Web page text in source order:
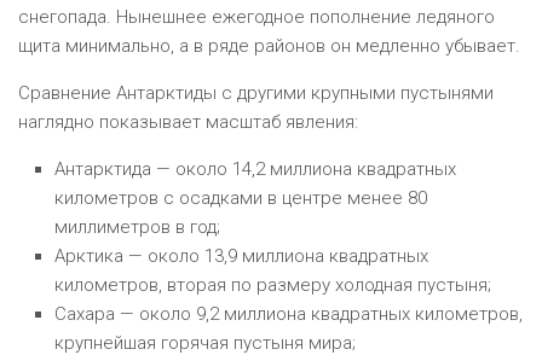
снегопада. Нынешнее ежегодное пополнение ледяного
щита минимально, а в ряде районов он медленно убывает.
Сравнение Антарктиды с другими крупными пустынями
наглядно показывает масштаб явления:
Антарктида — около 14,2 миллиона квадратных
километров с осадками в центре менее 80
миллиметров в год;
Арктика — около 13,9 миллиона квадратных
километров, вторая по размеру холодная пустыня;
Сахара — около 9,2 миллиона квадратных километров,
крупнейшая горячая пустыня мира;